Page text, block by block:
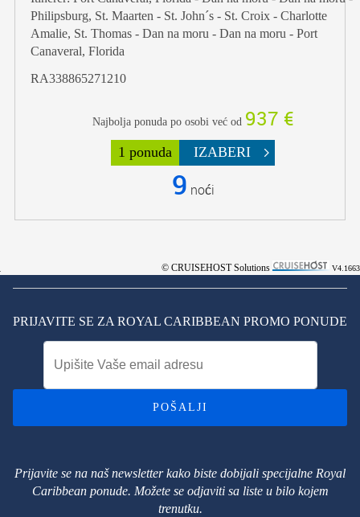
9 noći
Philipsburg, St. Maarten - St. John´s - St. Croix - Charlotte
Amalie, St. Thomas - Dan na moru - Dan na moru - Port
Canaveral, Florida
RA338865271210
Najbolja ponuda po osobi već od 937 €
1 ponuda IZABERI
© CRUISEHOST Solutions V4.1663
PRIJAVITE SE ZA ROYAL CARIBBEAN PROMO PONUDE
POŠALJI
Prijavite se na naš newsletter kako biste dobijali specijalne Royal
Caribbean ponude. Možete se odjaviti sa liste u bilo kojem
trenutku.